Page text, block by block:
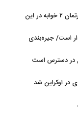
لیست قیمت خرید مسکن در نازی‌آباد/ خرید آپارتمان ۲ خوابه در این
است/ جیره‌بندی
در دسترس است
در اوکراین شد